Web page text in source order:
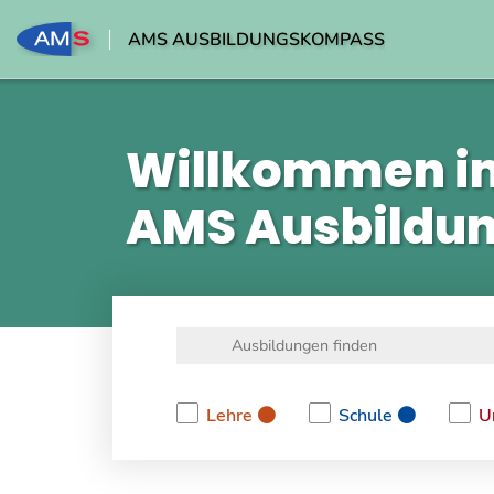
AMS AUSBILDUNGSKOMPASS
Willkommen
AMS
Lehre
Schule